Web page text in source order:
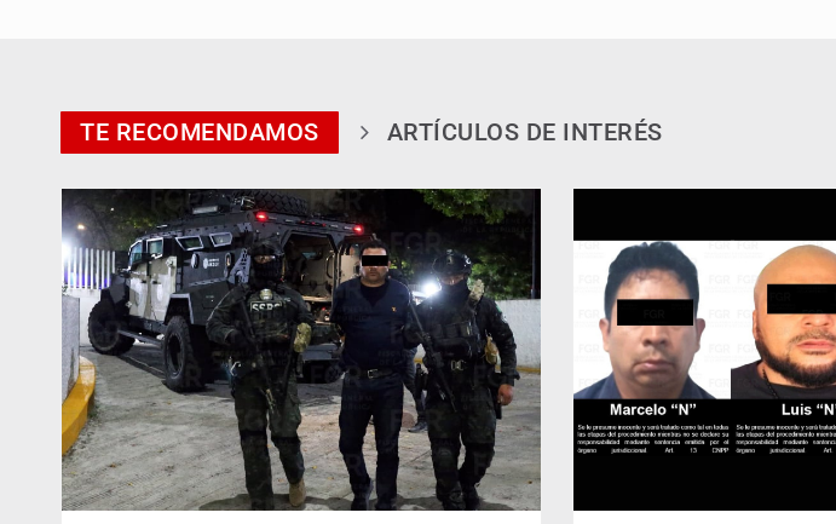
TE RECOMENDAMOS ARTÍCULOS DE INTERÉS